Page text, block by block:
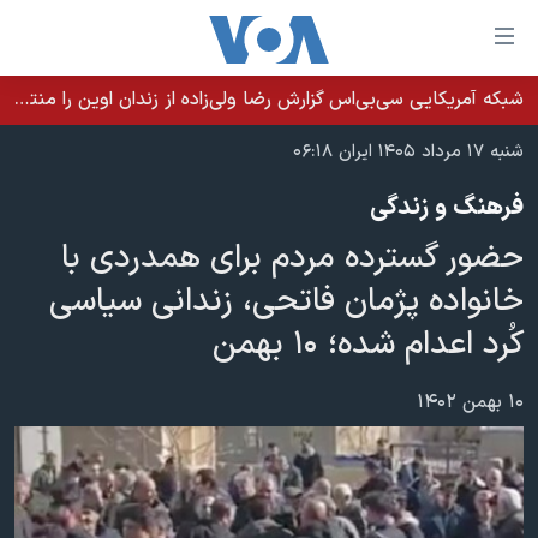
لینکهای
قابل
دسترسی
جهش
محتوای
جهش
به
صفحه
اصلی
جهش
به
جستجو
خانه
نسخه سبک وب‌سایت
موضوع ها
ایران
آمریکا
جهان
گزیده‌ها
ویژه برنامه‌ها
ویدیوها
برنامه های تلویزیونی
جدول برنامه ها
صفحه‌های ویژه
عملیات خشم حماسی
۲۵۰سالگی آمریکا
بایگانی برنامه‌های تلویزیونی
فرکانس‌های صدای آمریکا
پخش رادیویی
یادگیری زبان انگلیسی
شبکه آمریکایی سی‌بی‌‌اس گزارش رضا ولی‌زاده از زندان اوین را منتشر کرد؛ کامران حکمتی پیش از آغاز شیمی‌درمانی به زندان بازگردانده شد
شنبه ۱۷ مرداد ۱۴۰۵ ایران ۰۶:۱۸
فرهنگ و زندگی
حضور گسترده مردم برای همدردی با
خانواده پژمان فاتحی، ‌زندانی سیاسی
کُرد اعدام شده؛ ۱۰ بهمن
۱۰ بهمن ۱۴۰۲